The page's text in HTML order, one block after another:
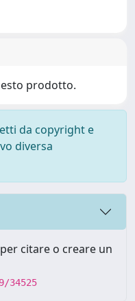
prodotto.
da copyright e
diversa
citare o creare un
34525